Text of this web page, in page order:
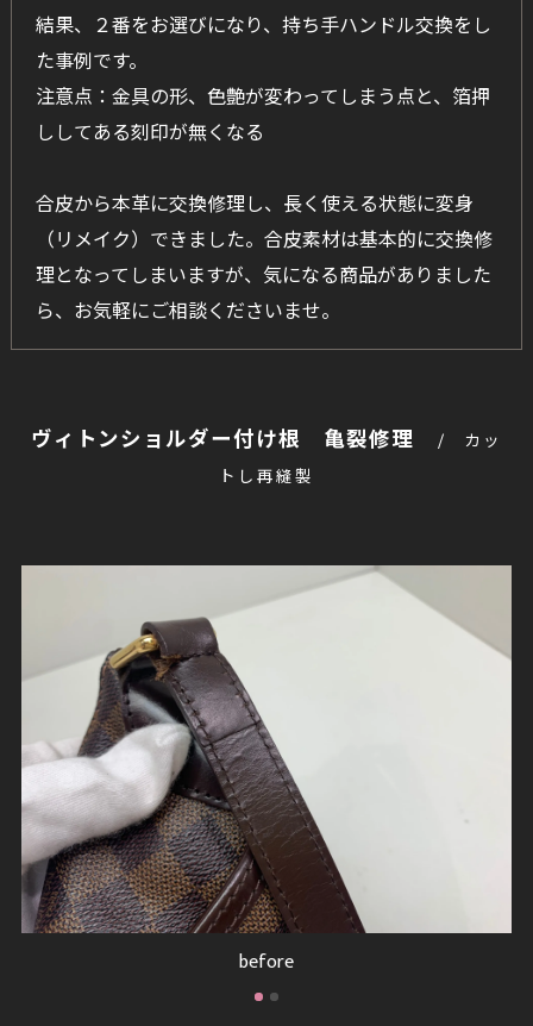
結果、２番をお選びになり、持ち手ハンドル交換をし
た事例です。
注意点：金具の形、色艶が変わってしまう点と、箔押
ししてある刻印が無くなる
合皮から本革に交換修理し、長く使える状態に変身
（リメイク）できました。合皮素材は基本的に交換修
理となってしまいますが、気になる商品がありました
ら、お気軽にご相談くださいませ。
ヴィトンショルダー付け根 亀裂修理
カッ
トし再縫製
before